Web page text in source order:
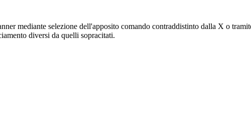
mediante selezione dell'apposito comando contraddistinto dalla X o
diversi da quelli sopracitati.